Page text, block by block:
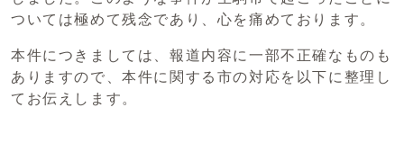
ついては極めて残念であり、心を痛めております。
本件につきましては、報道内容に一部不正確なものも
ありますので、本件に関する市の対応を以下に整理し
てお伝えします。